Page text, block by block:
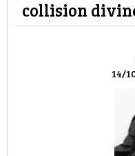
14/
collision